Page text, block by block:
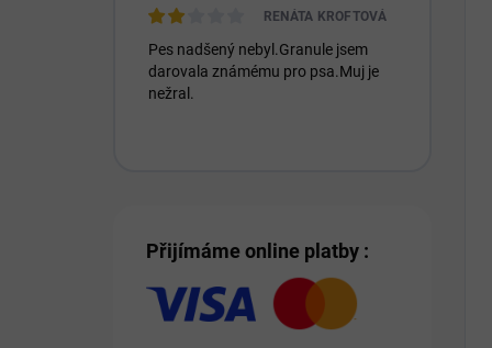
RENÁTA KROFTOVÁ
Pes nadšený nebyl.Granule jsem
darovala známému pro psa.Muj je
nežral.
Přijímáme online platby :